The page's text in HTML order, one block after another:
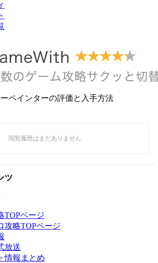
ーペインターの評価と入手方法
ツ
TOPページ
攻略TOPページ
放送
情報まとめ